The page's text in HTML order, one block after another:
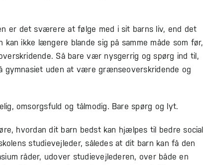
er det sværere at følge med i sit barns liv, end det
kan ikke længere blande sig på samme måde som før,
Så bare vær nysgerrig og spørg ind til,
gymnasiet uden at være grænseoverskridende og
omsorgsfuld og tålmodig. Bare spørg og lyt.
hvordan dit barn bedst kan hjælpes til bedre social
studievejleder, således at dit barn kan få den
råder, udover studievejlederen, over både en